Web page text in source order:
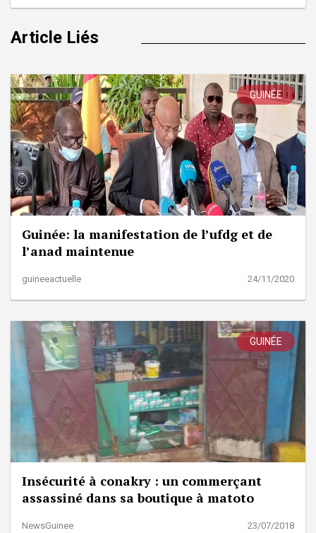
Article Liés
GUINÉE
Guinée: la manifestation de l’ufdg et de
l’anad maintenue
guineeactuelle 24/11/2020
GUINÉE
Insécurité à conakry : un commerçant
assassiné dans sa boutique à matoto
NewsGuinee 23/07/2018